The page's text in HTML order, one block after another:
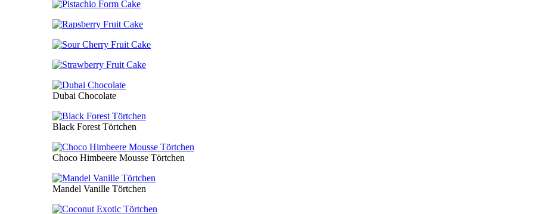
Dubai Chocolate
Black Forest Törtchen
Choco Himbeere Mousse Törtchen
Mandel Vanille Törtchen